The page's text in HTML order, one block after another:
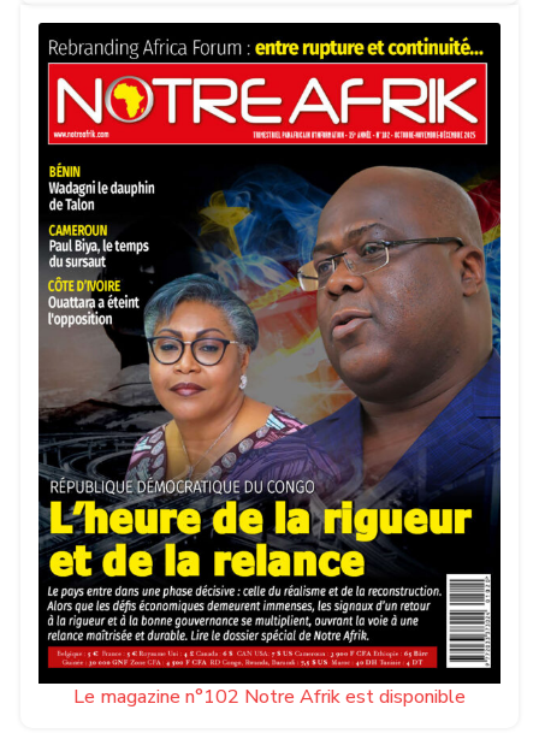
Le magazine n°102 Notre Afrik est disponible